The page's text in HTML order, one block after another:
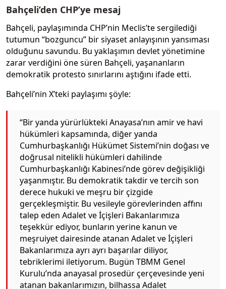
Bahçeli’den CHP’ye mesaj
Bahçeli, paylaşımında CHP’nin Meclis’te sergilediği
tutumun “bozguncu” bir siyaset anlayışının yansıması
olduğunu savundu. Bu yaklaşımın devlet yönetimine
zarar verdiğini öne süren Bahçeli, yaşananların
demokratik protesto sınırlarını aştığını ifade etti.
Bahçeli’nin X’teki paylaşımı şöyle:
“Bir yanda yürürlükteki Anayasa’nın amir ve havi
hükümleri kapsamında, diğer yanda
Cumhurbaşkanlığı Hükümet Sistemi’nin doğası ve
doğrusal nitelikli hükümleri dahilinde
Cumhurbaşkanlığı Kabinesi’nde görev değişikliği
yaşanmıştır. Bu demokratik takdir ve tercih son
derece hukuki ve meşru bir çizgide
gerçekleşmiştir. Bu vesileyle görevlerinden affını
talep eden Adalet ve İçişleri Bakanlarımıza
teşekkür ediyor, bunların yerine kanun ve
meşruiyet dairesinde atanan Adalet ve İçişleri
Bakanlarımıza ayrı ayrı başarılar diliyor,
tebriklerimi iletiyorum. Bugün TBMM Genel
Kurulu’nda anayasal prosedür çerçevesinde yeni
atanan bakanlarımızın, bilhassa Adalet